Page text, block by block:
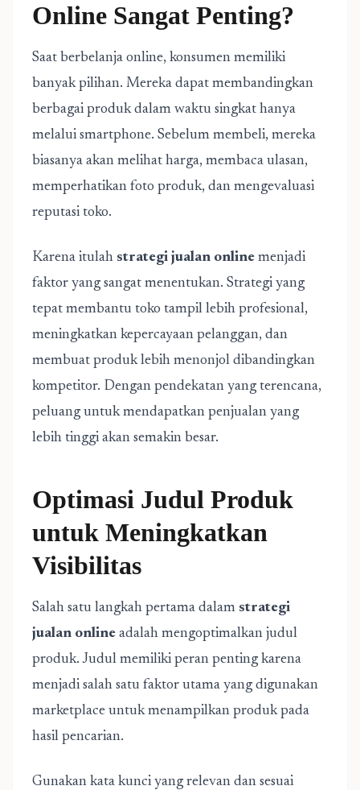
Online Sangat Penting?
Saat berbelanja online, konsumen memiliki
banyak pilihan. Mereka dapat membandingkan
berbagai produk dalam waktu singkat hanya
melalui smartphone. Sebelum membeli, mereka
biasanya akan melihat harga, membaca ulasan,
memperhatikan foto produk, dan mengevaluasi
reputasi toko.
Karena itulah strategi jualan online menjadi
faktor yang sangat menentukan. Strategi yang
tepat membantu toko tampil lebih profesional,
meningkatkan kepercayaan pelanggan, dan
membuat produk lebih menonjol dibandingkan
kompetitor. Dengan pendekatan yang terencana,
peluang untuk mendapatkan penjualan yang
lebih tinggi akan semakin besar.
Optimasi Judul Produk
untuk Meningkatkan
Visibilitas
Salah satu langkah pertama dalam strategi
jualan online adalah mengoptimalkan judul
produk. Judul memiliki peran penting karena
menjadi salah satu faktor utama yang digunakan
marketplace untuk menampilkan produk pada
hasil pencarian.
Gunakan kata kunci yang relevan dan sesuai